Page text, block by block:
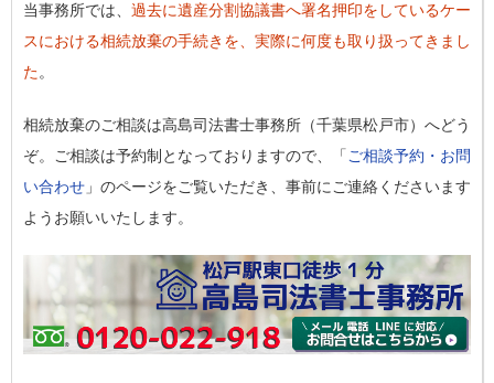
当事務所では、 過去に遺産分割協議書へ署名押印をしているケー
スにおける相続放棄の手続きを、実際に何度も取り扱ってきまし
た。
相続放棄のご相談は高島司法書士事務所（千葉県松戸市）へどう
ぞ。ご相談は予約制となっておりますので、「 ご相談予約・お問
い合わせ 」のページをご覧いただき、事前にご連絡くださいます
ようお願いいたします。